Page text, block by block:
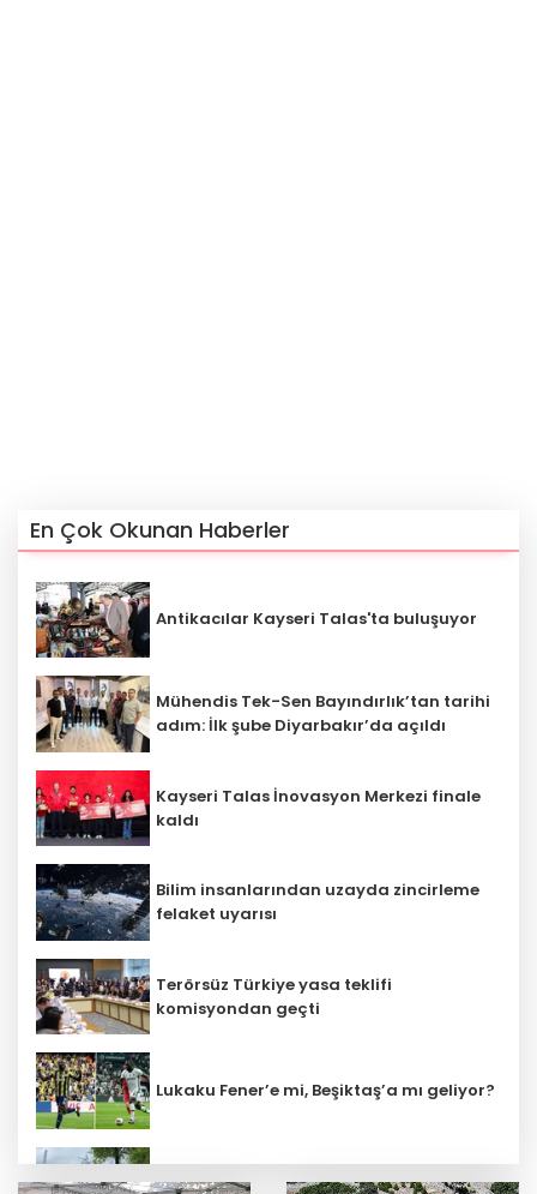
En Çok Okunan Haberler
Antikacılar Kayseri Talas'ta buluşuyor
Mühendis Tek-Sen Bayındırlık’tan tarihi
adım: İlk şube Diyarbakır’da açıldı
Kayseri Talas İnovasyon Merkezi finale
kaldı
Bilim insanlarından uzayda zincirleme
felaket uyarısı
Terörsüz Türkiye yasa teklifi
komisyondan geçti
Lukaku Fener’e mi, Beşiktaş’a mı geliyor?